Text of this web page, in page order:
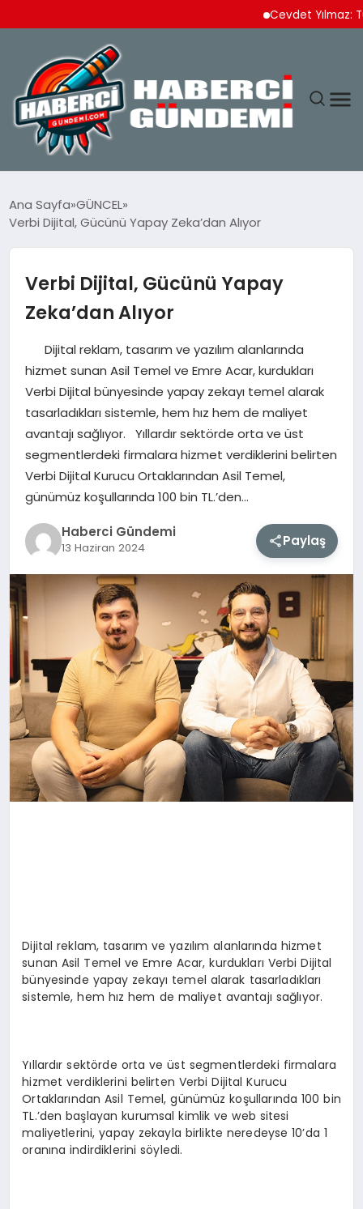
Cevdet Yılmaz:
YAŞAM
SPOR
EKONOMI
DÜNYA
MAGAZIN
EĞITIM
SAĞLIK
TEKNOLOJI
Ana Sayfa GÜNCEL
Verbi Dijital, Gücünü Yapay Zeka’dan Alıyor
Verbi Dijital, Gücünü Yapay
Zeka’dan Alıyor
Dijital reklam, tasarım ve yazılım alanlarında
hizmet sunan Asil Temel ve Emre Acar, kurdukları
Verbi Dijital bünyesinde yapay zekayı temel alarak
tasarladıkları sistemle, hem hız hem de maliyet
avantajı sağlıyor. Yıllardır sektörde orta ve üst
segmentlerdeki firmalara hizmet verdiklerini belirten
Verbi Dijital Kurucu Ortaklarından Asil Temel,
günümüz koşullarında 100 bin TL.’den…
Haberci Gündemi
13 Haziran 2024 Paylaş
Dijital reklam, tasarım ve yazılım alanlarında hizmet
sunan Asil Temel ve Emre Acar, kurdukları Verbi Dijital
bünyesinde yapay zekayı temel alarak tasarladıkları
sistemle, hem hız hem de maliyet avantajı sağlıyor.
Yıllardır sektörde orta ve üst segmentlerdeki firmalara
hizmet verdiklerini belirten Verbi Dijital Kurucu
Ortaklarından Asil Temel, günümüz koşullarında 100 bin
TL.’den başlayan kurumsal kimlik ve web sitesi
maliyetlerini, yapay zekayla birlikte neredeyse 10’da 1
oranına indirdiklerini söyledi.